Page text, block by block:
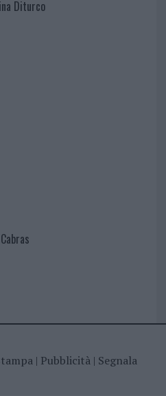
Diturco
| Pubblicità| Segnala